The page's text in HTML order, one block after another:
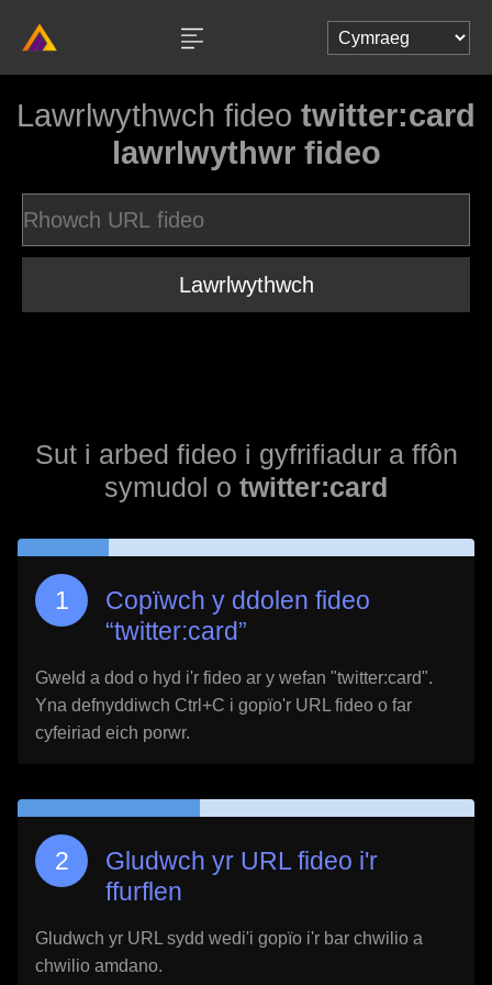
Lawrlwythwch fideo twitter:card
lawrlwythwr fideo
Lawrlwythwch
Sut i arbed fideo i gyfrifiadur a ffôn
symudol o twitter:card
Copïwch y ddolen fideo
“twitter:card”
Gweld a dod o hyd i'r fideo ar y wefan "twitter:card".
Yna defnyddiwch Ctrl+C i gopïo'r URL fideo o far
cyfeiriad eich porwr.
Gludwch yr URL fideo i'r
ffurflen
Gludwch yr URL sydd wedi'i gopïo i'r bar chwilio a
chwilio amdano.